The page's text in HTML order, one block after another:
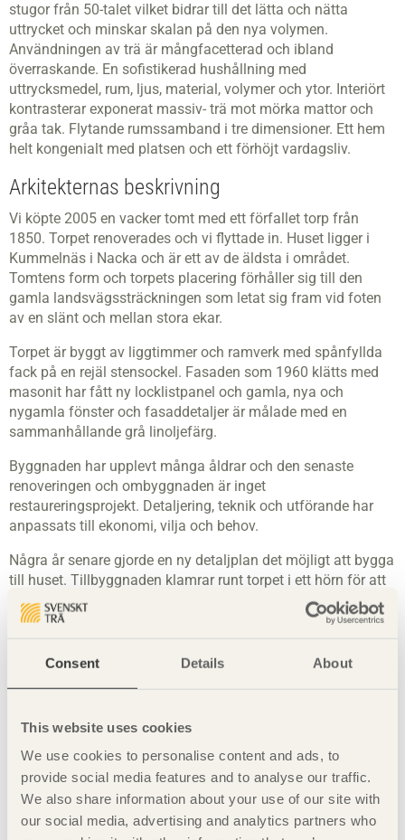
Consent Details About
This website uses cookies
We use cookies to personalise content and ads, to
provide social media features and to analyse our traffic.
We also share information about your use of our site with
our social media, advertising and analytics partners who
stugor från 50-talet vilket bidrar till det lätta och nätta
uttrycket och minskar skalan på den nya volymen.
Användningen av trä är mångfacetterad och ibland
överraskande. En sofistikerad hushållning med
uttrycksmedel, rum, ljus, material, volymer och ytor. Interiört
kontrasterar exponerat massiv­- trä mot mörka mattor och
gråa tak. Flytande rumssamband i tre dimensioner. Ett hem
helt kongenialt med platsen och ett förhöjt vardagsliv.
Arkitekternas beskrivning
Vi köpte 2005 en vacker tomt med ett förfallet torp från
1850. Torpet renoverades och vi flyttade in. Huset ligger i
Kummelnäs i Nacka och är ett av de äldsta i området.
Tomtens form och torpets placering förhåller sig till den
gamla landsvägssträckningen som letat sig fram vid foten
av en slänt och mellan stora ekar.
Torpet är byggt av liggtimmer och ramverk med spånfyllda
fack på en rejäl stensockel. Fasaden som 1960 klätts med
masonit har fått ny locklistpanel och gamla, nya och
nygamla fönster och fasaddetaljer är målade med en
sammanhållande grå linoljefärg.
Byggnaden har upplevt många åldrar och den senaste
renoveringen och ombyggnaden är inget
restaureringsprojekt. Detaljering, teknik och utförande har
anpassats till ekonomi, vilja och behov.
Några år senare gjorde en ny detaljplan det möjligt att bygga
till huset. Tillbyggnaden klamrar runt torpet i ett hörn för att
maximalt framhäva den gamla huskroppens utsökta
placering på tomten och typiska takform. Entrén har flyttats
sträckning. Entrérummet är idag husets nav med kök i den
respektive övervåningar leder till sovrum.
Den nya huskroppen, den gamla och uthuset bildar
tillsammans flera trädgårdsrum – entréplats och bakgård.
Nybyggnaden är konstruerad av massiva träelement av
gran. Insidans väggar är lämnade obehandlade. Fönster och